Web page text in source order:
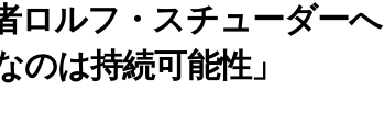
ロルフ・スチューダーへ
のは持続可能性」